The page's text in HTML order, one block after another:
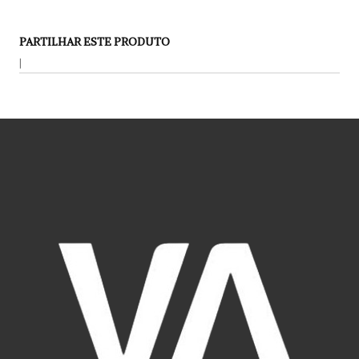
PARTILHAR ESTE PRODUTO
|